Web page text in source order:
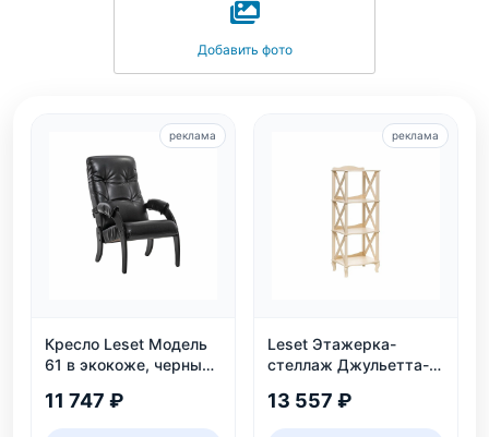
Добавить фото
Кресло Leset Модель
61 в экокоже, черный
дачи
11 747 ₽
реклама
Leset Этажерка-
стеллаж Джульетта-3,
13 557 ₽
реклама